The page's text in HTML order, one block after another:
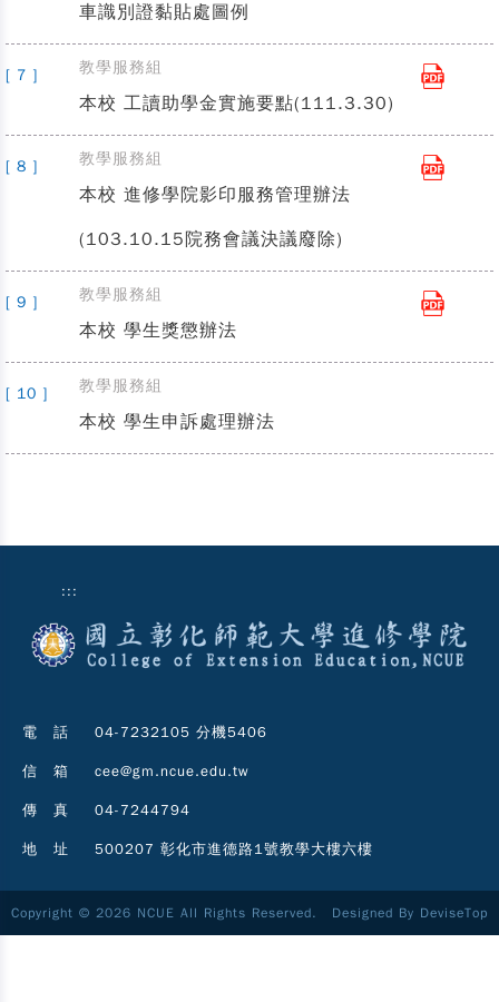
車識別證黏貼處圖例
[ 7 ] 教學服務組
本校 工讀助學金實施要點(111.3.30)
[ 8 ] 教學服務組
本校 進修學院影印服務管理辦法
(103.10.15院務會議決議廢除)
[ 9 ] 教學服務組
本校 學生獎懲辦法
[ 10 ] 教學服務組
本校 學生申訴處理辦法
:::
電 話 04-7232105 分機5406
信 箱 cee@gm.ncue.edu.tw
傳 真 04-7244794
地 址 500207 彰化市進德路1號教學大樓六樓
Copyright © 2026 NCUE All Rights Reserved. Designed By DeviseTop